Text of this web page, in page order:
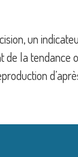
un
la tendance